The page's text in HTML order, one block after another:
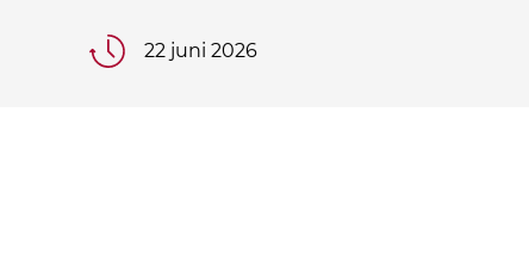
22 juni 2026